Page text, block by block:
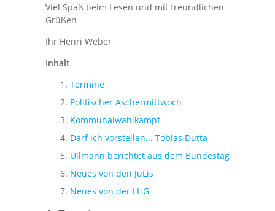
Viel Spaß beim Lesen und mit freundlichen
Grüßen
Ihr Henri Weber
Inhalt
Termine
Politischer Aschermittwoch
Kommunalwahlkampf
Darf ich vorstellen... Tobias Dutta
Ullmann berichtet aus dem Bundestag
Neues von den JuLis
Neues von der LHG